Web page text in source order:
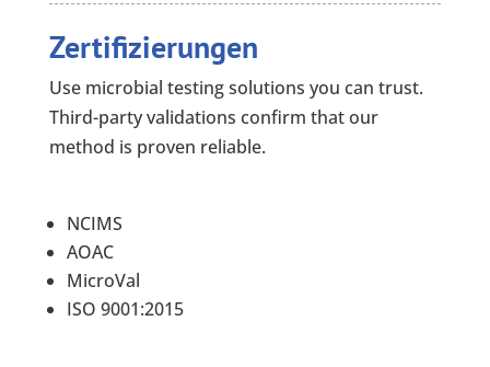
Zertifizierungen
Use microbial testing solutions you can trust.
Third-party validations confirm that our
method is proven reliable.
NCIMS
AOAC
MicroVal
ISO 9001:2015